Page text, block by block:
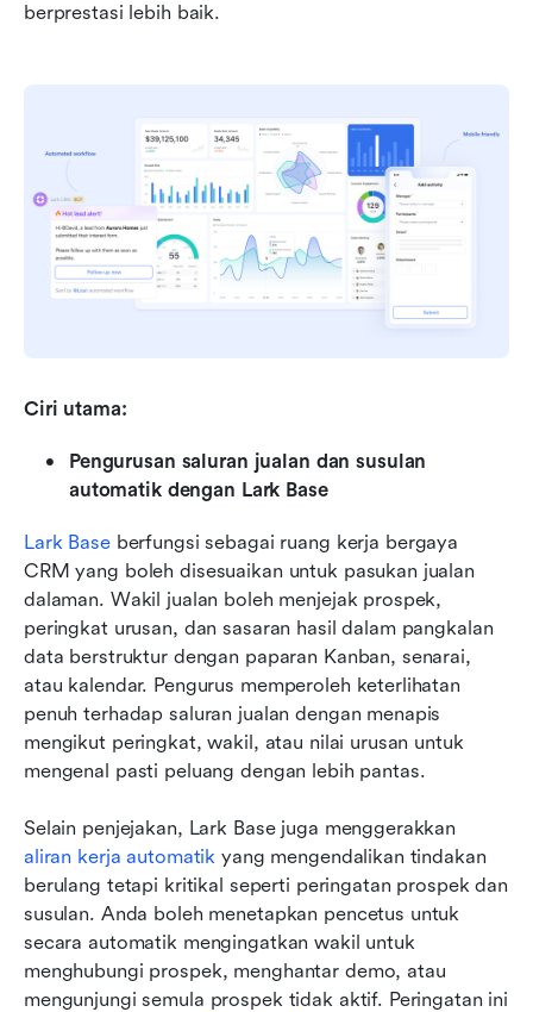
berprestasi lebih baik.
Ciri utama:
Pengurusan saluran jualan dan susulan
automatik dengan Lark Base
Lark Base berfungsi sebagai ruang kerja bergaya
CRM yang boleh disesuaikan untuk pasukan jualan
dalaman. Wakil jualan boleh menjejak prospek,
peringkat urusan, dan sasaran hasil dalam pangkalan
data berstruktur dengan paparan Kanban, senarai,
atau kalendar. Pengurus memperoleh keterlihatan
penuh terhadap saluran jualan dengan menapis
mengikut peringkat, wakil, atau nilai urusan untuk
mengenal pasti peluang dengan lebih pantas.
aliran kerja automatik yang mengendalikan tindakan
berulang tetapi kritikal seperti peringatan prospek dan
susulan. Anda boleh menetapkan pencetus untuk
secara automatik mengingatkan wakil untuk
menghubungi prospek, menghantar demo, atau
mengunjungi semula prospek tidak aktif. Peringatan ini